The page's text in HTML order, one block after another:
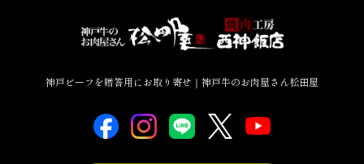
神戸ビーフを贈答用にお取り寄せ｜神戸牛のお肉屋さん松田屋